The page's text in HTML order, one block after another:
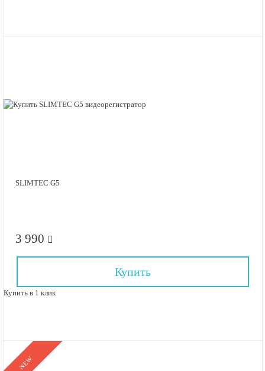
SLIMTEC G5
3 990
Купить
Купить в 1 клик
NEW